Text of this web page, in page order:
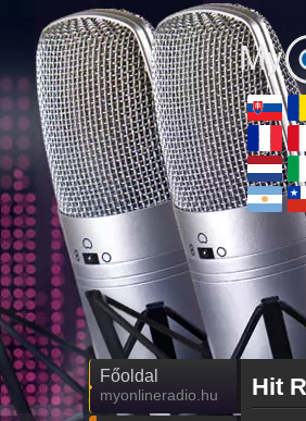
Főoldal
myonlineradio.hu Hit